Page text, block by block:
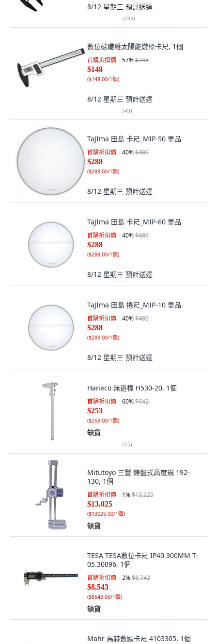
8/12 星期三 預計送達
(193)
數位碳纖維太陽能遊標卡尺, 1個
首購折扣價 57%$345
$148
($148.00/1個)
8/12 星期三 預計送達
(49)
TaJIma 田島 卡尺_MIP-50 單品
首購折扣價 40%$480
$288
($288.00/1個)
8/12 星期三 預計送達
TaJIma 田島 卡尺_MIP-60 單品
首購折扣價 40%$480
$288
($288.00/1個)
8/12 星期三 預計送達
TaJIma 田島 捲尺_MIP-10 單品
首購折扣價 40%$480
$288
($288.00/1個)
8/12 星期三 預計送達
Haneco 無遊標 H530-20, 1個
首購折扣價 60%$642
$253
($253.00/1個)
缺貨
(15)
Mitutoyo 三豐 錶盤式高度規 192-
130, 1個
首購折扣價 1%$13,225
$13,025
($13025.00/1個)
缺貨
TESA TESA數位卡尺 IP40 300MM T-
05.30096, 1個
首購折扣價 2%$8,743
$8,543
($8543.00/1個)
缺貨
Mahr 馬赫數顯卡尺 4103305, 1個